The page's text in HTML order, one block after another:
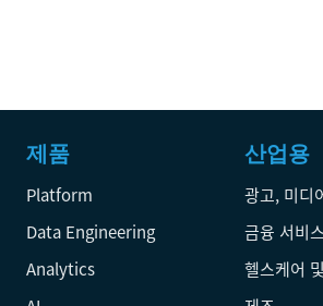
제품
Platform
Data Engineering
Analytics
산업용
광고, 미디
금융 서비스
헬스케어